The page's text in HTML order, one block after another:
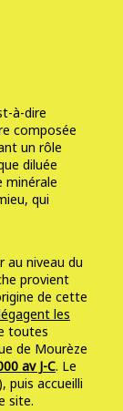
à-dire
composée
un rôle
diluée
minérale
qui
au niveau du
provient
de cette
les
toutes
de Mourèze
av J-C. Le
puis accueilli
site.